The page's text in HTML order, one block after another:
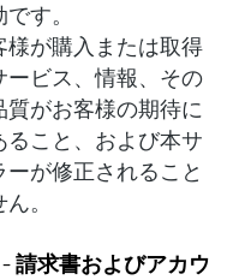
す。
様が購入または取得
ービス、情報、その
質がお客様の期待に
ること、および本サ
が修正されること
。
請求書およびアカウ